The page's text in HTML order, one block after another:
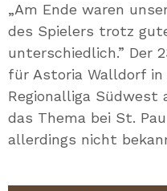
„Am Ende waren
des Spielers trotz
unterschiedlich.” Der
für Astoria Walldorf in
Regionalliga Südwest
das Thema bei St.
allerdings nicht